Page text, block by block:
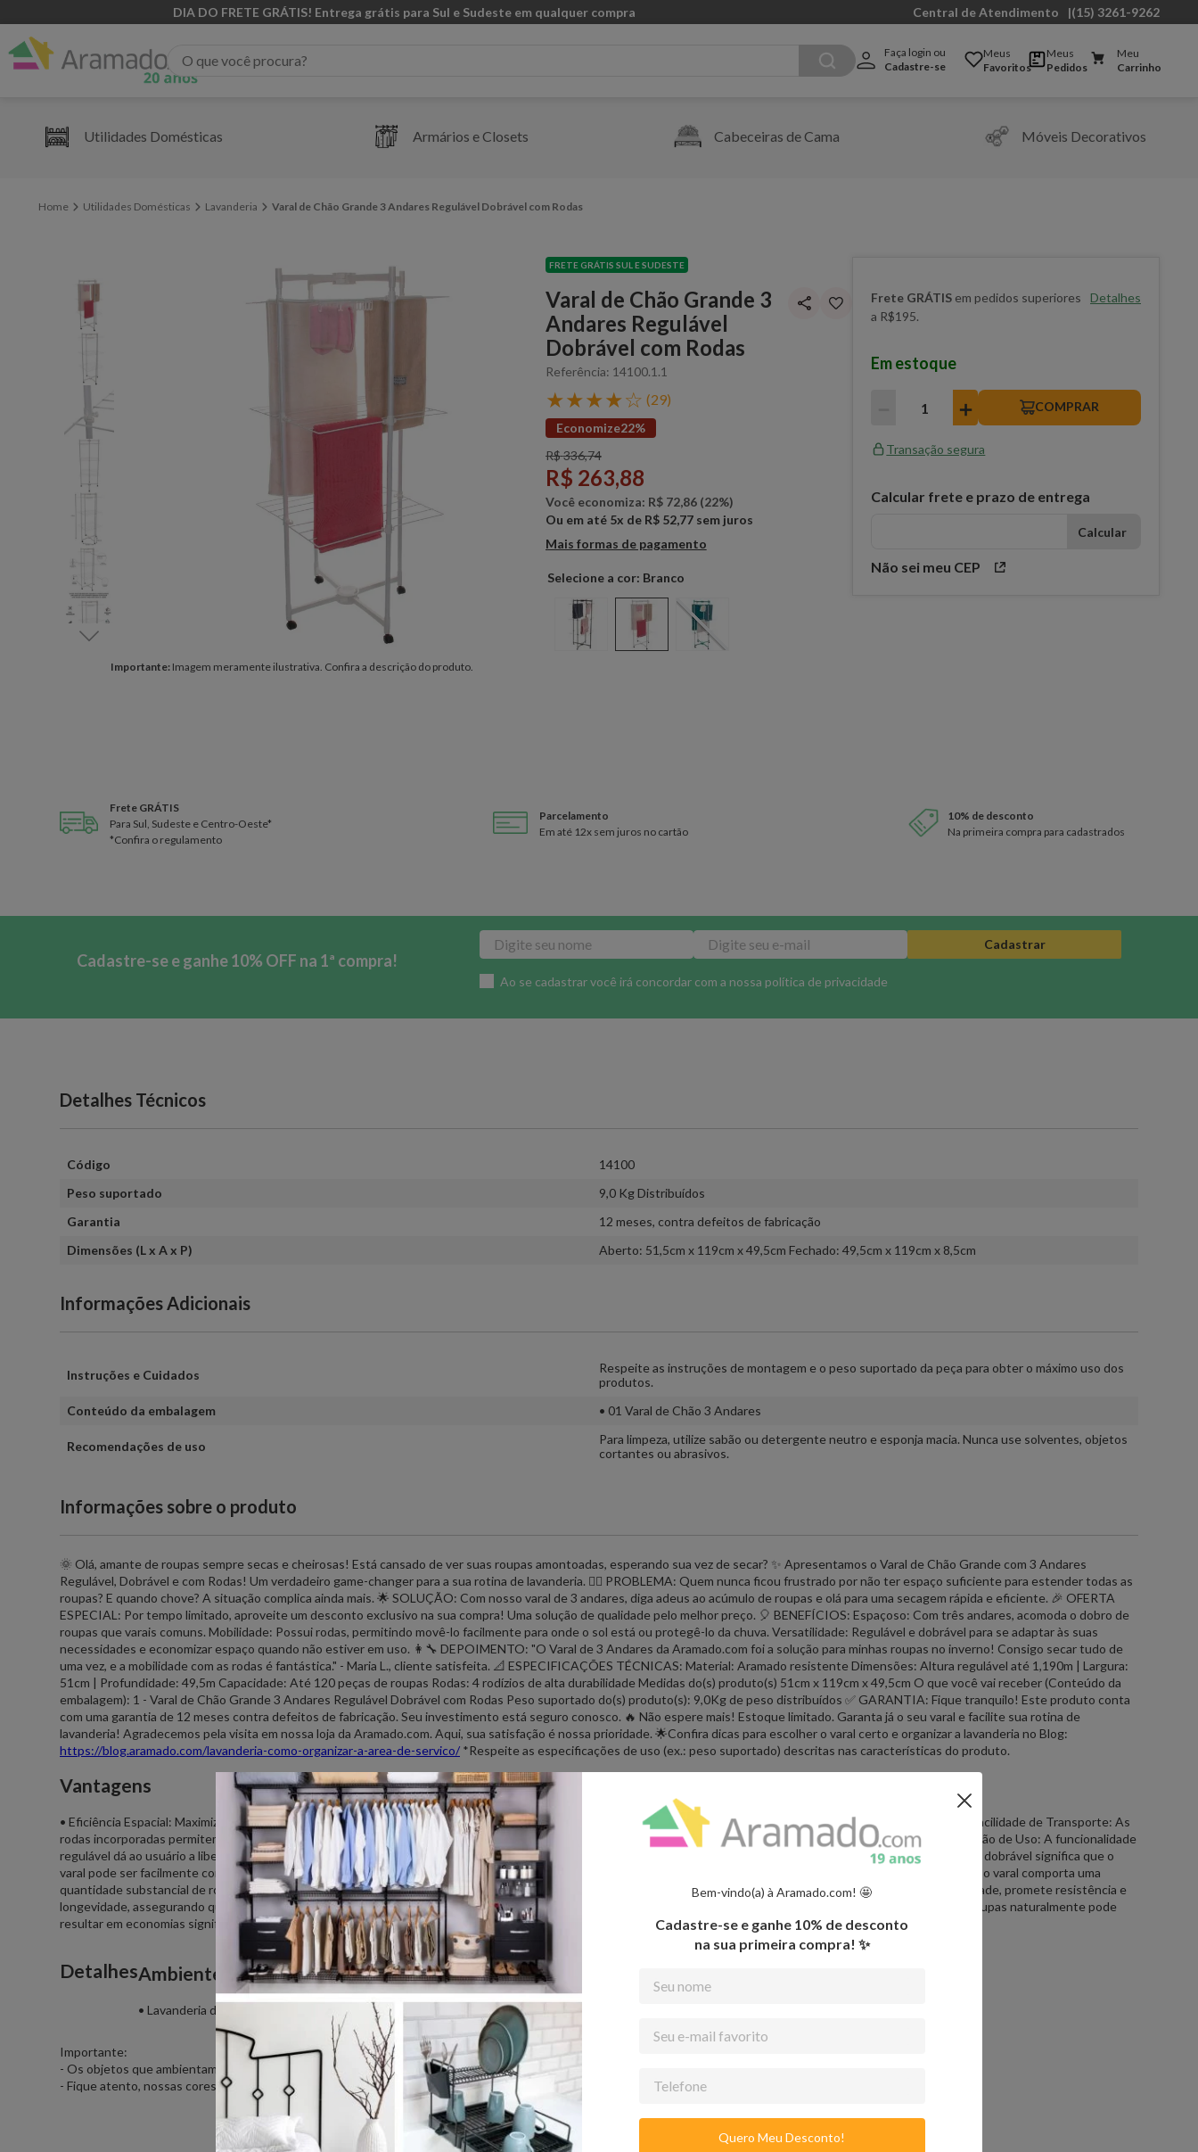
DIA DO FRETE GRÁTIS! Entrega grátis para Sul e Sudeste em qualquer compra Central de Atendimento |(15) 3261-9262
Faça login ou
Cadastre-se
Meus
Favoritos
Meus
Pedidos
Meu
Carrinho
Bem-vindo(a) à Aramado.com! 🤩
Cadastre-se e ganhe 10% de desconto
na sua primeira compra! ✨
Quero Meu Desconto!
Utilidades Domésticas Armários e Closets Cabeceiras de Cama Móveis Decorativos
Utilidades Domésticas Lavanderia Varal de Chão Grande 3 Andares Regulável Dobrável com Rodas
Importante:Imagem meramente ilustrativa. Confira a descrição do produto.
FRETE GRÁTIS SUL E SUDESTE
Varal de Chão Grande 3
Andares Regulável
Dobrável com Rodas
Referência: 14100.1.1
★★★★☆ (29)
Economize22%
R$336,74
R$ 263,88
Você economiza: R$ 72,86(22%)
Ou em até 5x de R$ 52,77sem juros
Mais formas de pagamento
Branco
Frete GRÁTIS em pedidos superiores
a R$195.
Detalhes
Em estoque
＋ COMPRAR
Transação segura
Calcular frete e prazo de entrega
Não sei meu CEP
Frete GRÁTIS
Para Sul, Sudeste e Centro-Oeste*
*Confira o regulamento
Parcelamento
Em até 12x sem juros no cartão
10% de desconto
Na primeira compra para cadastrados
Cadastre-se e ganhe 10% OFF na 1ª compra!
Cadastrar
Ao se cadastrar você irá concordar com a nossa política de privacidade
Detalhes Técnicos
Código
14100
Peso suportado
9,0 Kg Distribuídos
Garantia
12 meses, contra defeitos de fabricação
Dimensões (L x A x P)
Aberto: 51,5cm x 119cm x 49,5cm Fechado: 49,5cm x 119cm x 8,5cm
Informações Adicionais
Instruções e Cuidados
Respeite as instruções de montagem e o peso suportado da peça para obter o máximo uso dos
produtos.
Conteúdo da embalagem
• 01 Varal de Chão 3 Andares
Recomendações de uso
Para limpeza, utilize sabão ou detergente neutro e esponja macia. Nunca use solventes, objetos
cortantes ou abrasivos.
Informações sobre o produto
🌞 Olá, amante de roupas sempre secas e cheirosas! Está cansado de ver suas roupas amontoadas, esperando sua vez de secar? ✨ Apresentamos o Varal de Chão Grande com 3 Andares
Regulável, Dobrável e com Rodas! Um verdadeiro game-changer para a sua rotina de lavanderia. 🙍‍♀️ PROBLEMA: Quem nunca ficou frustrado por não ter espaço suficiente para estender todas as
roupas? E quando chove? A situação complica ainda mais. 🌟 SOLUÇÃO: Com nosso varal de 3 andares, diga adeus ao acúmulo de roupas e olá para uma secagem rápida e eficiente. 🎉 OFERTA
ESPECIAL: Por tempo limitado, aproveite um desconto exclusivo na sua compra! Uma solução de qualidade pelo melhor preço. 🎈 BENEFÍCIOS: Espaçoso: Com três andares, acomoda o dobro de
roupas que varais comuns. Mobilidade: Possui rodas, permitindo movê-lo facilmente para onde o sol está ou protegê-lo da chuva. Versatilidade: Regulável e dobrável para se adaptar às suas
necessidades e economizar espaço quando não estiver em uso. 👩‍🔧 DEPOIMENTO: "O Varal de 3 Andares da Aramado.com foi a solução para minhas roupas no inverno! Consigo secar tudo de
uma vez, e a mobilidade com as rodas é fantástica." - Maria L., cliente satisfeita. 📐 ESPECIFICAÇÕES TÉCNICAS: Material: Aramado resistente Dimensões: Altura regulável até 1,190m | Largura:
51cm | Profundidade: 49,5m Capacidade: Até 120 peças de roupas Rodas: 4 rodízios de alta durabilidade Medidas do(s) produto(s) 51cm x 119cm x 49,5cm O que você vai receber (Conteúdo da
embalagem): 1 - Varal de Chão Grande 3 Andares Regulável Dobrável com Rodas Peso suportado do(s) produto(s): 9,0Kg de peso distribuídos ✅ GARANTIA: Fique tranquilo! Este produto conta
com uma garantia de 12 meses contra defeitos de fabricação. Seu investimento está seguro conosco. 🔥 Não espere mais! Estoque limitado. Garanta já o seu varal e facilite sua rotina de
lavanderia! Agradecemos pela visita em nossa loja da Aramado.com. Aqui, sua satisfação é nossa prioridade. 🌟Confira dicas para escolher o varal certo e organizar a lavanderia no Blog:
https://blog.aramado.com/lavanderia-como-organizar-a-area-de-servico/ *Respeite as especificações de uso (ex.: peso suportado) descritas nas características do produto.
Vantagens
• Eficiência Espacial: Maximiza o espaço de secagem disponível, aproveitando o design vertical, o que é ideal para residências com espaço limitado ou apartamentos;• Facilidade de Transporte: As
rodas incorporadas permitem uma mobilidade sem esforço, possibilitando o deslocamento do varal de um ponto a outro sem a necessidade de levantá-lo;• Personalização de Uso: A funcionalidade
regulável dá ao usuário a liberdade de ajustar o varal conforme a necessidade, dependendo do tamanho e tipo de roupas; • Conveniência de Armazenamento: O design dobrável significa que o
varal pode ser facilmente compactado e guardado quando não estiver em uso, poupando espaço e evitando desordem;• Capacidade Ampliada: Com seus três andares, o varal comporta uma
quantidade substancial de roupas, tornando a tarefa de secar roupas após lavagens em massa mais rápida e eficiente;• Durabilidade: Fabricado com materiais de qualidade, promete resistência e
longevidade, assegurando que os usuários obtenham um excelente retorno sobre o investimento;• Economia de Energia: Além de ser uma opção eco-friendly, secar roupas naturalmente pode
resultar em economias significativas na conta de energia, ao reduzir o uso de secadoras elétricas.
DetalhesAmbientes recomendados para uso
• Lavanderia de apartamento;• Lavanderia pequena;• Lavanderia de casa;• Lavanderia com pouco espaço;• Lavanderia na sacada.
Importante:
- Os objetos que ambientam as fotos não acompanham o produto.
- Fique atento, nossas cores podem sofrer alterações dependendo do seu monitor.